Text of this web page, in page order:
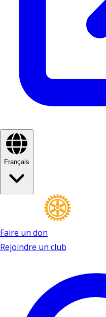
Français
Faire un don
Rejoindre un club